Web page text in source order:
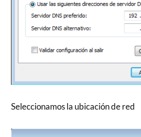
Seleccionamos la ubicación de red